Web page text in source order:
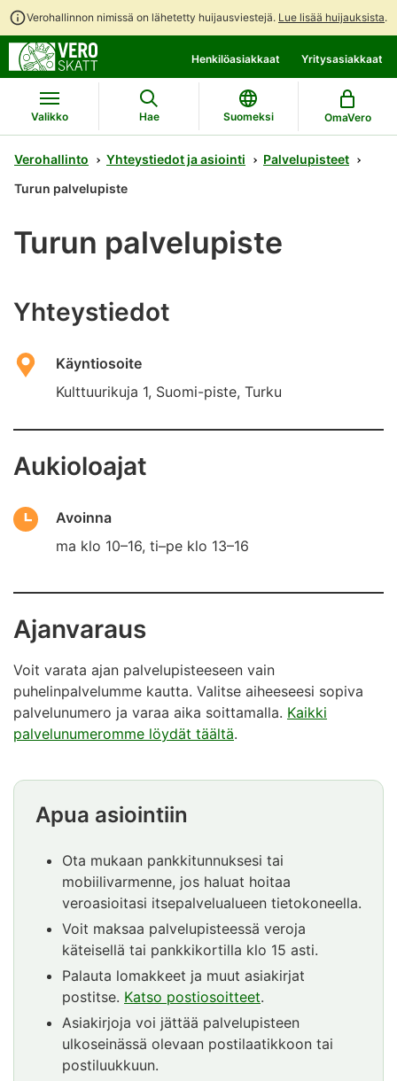
Verohallinnon nimissä on lähetetty huijausviestejä. Lue lisää huijauksista.
suoraan
sisältöön
koko
sivuston
hakuun
Henkilöasiakkaat Yritysasiakkaat
Valikko Hae Suomeksi OmaVero
Verohallinto Yhteystiedot ja asiointi
Palvelupisteet
Turun palvelupiste
Turun palvelupiste
Yhteystiedot
Käyntiosoite
Kulttuurikuja 1, Suomi-piste, Turku
Aukioloajat
Avoinna
ma klo 10–16, ti–pe klo 13–16
Ajanvaraus
Voit varata ajan palvelupisteeseen vain
puhelinpalvelumme kautta. Valitse aiheeseesi sopiva
palvelunumero ja varaa aika soittamalla. Kaikki
palvelunumeromme löydät täältä.
Apua asiointiin
Ota mukaan pankkitunnuksesi tai
mobiilivarmenne, jos haluat hoitaa
veroasioitasi itsepalvelualueen tietokoneella.
Voit maksaa palvelupisteessä veroja
käteisellä tai pankkikortilla klo 15 asti.
Palauta lomakkeet ja muut asiakirjat
postitse. Katso postiosoitteet.
Asiakirjoja voi jättää palvelupisteen
ulkoseinässä olevaan postilaatikkoon tai
postiluukkuun.